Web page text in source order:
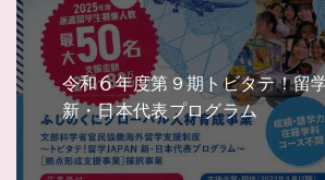
令和６年度第９期トビタテ！
新・日本代表プログラム